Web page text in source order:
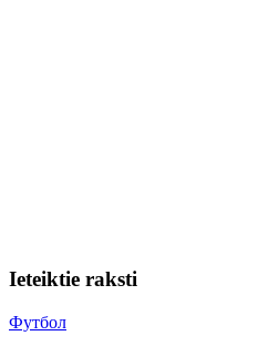
Ieteiktie raksti
Футбол